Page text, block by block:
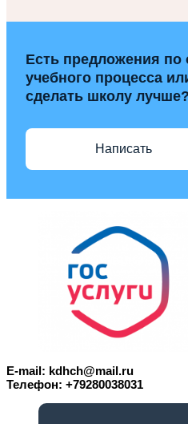
Есть предложения по
учебного процесса
сделать школу лучше?
Написать
E-mail: kdhch@mail.ru
Телефон: +79280038031